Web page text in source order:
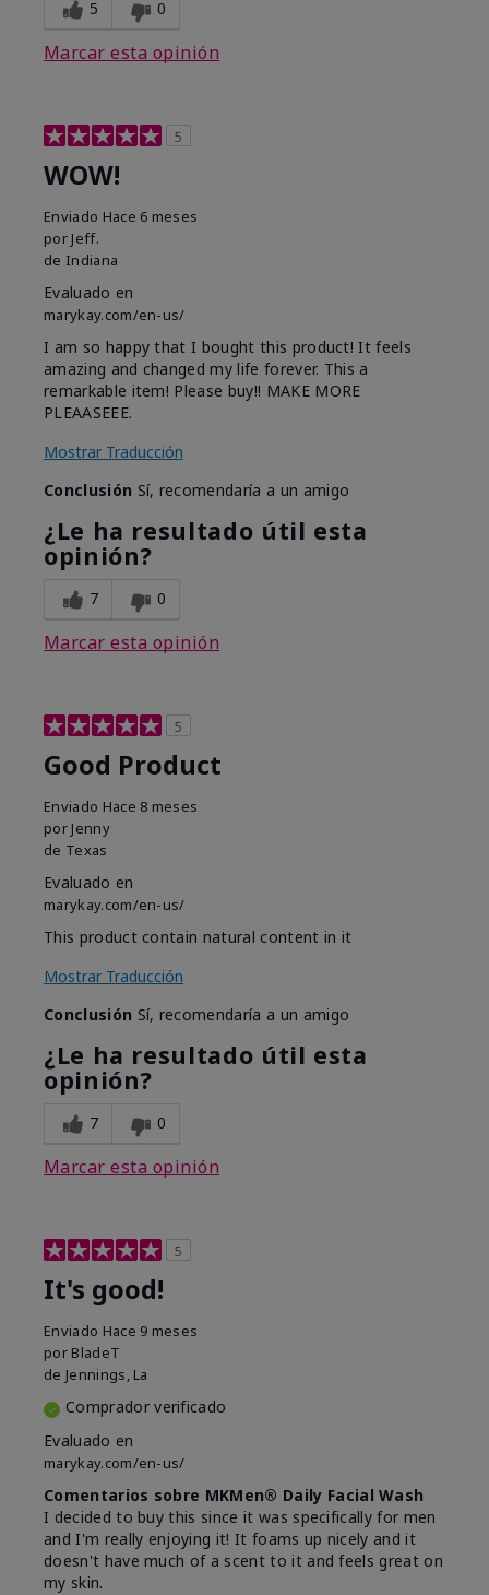
5 0
Marcar esta opinión
5
WOW!
Enviado Hace 6 meses
por Jeff.
de Indiana
Evaluado en
marykay.com/en-us/
I am so happy that I bought this product! It feels
amazing and changed my life forever. This a
remarkable item! Please buy!! MAKE MORE
PLEAASEEE.
Mostrar Traducción
Conclusión Sí, recomendaría a un amigo
¿Le ha resultado útil esta
opinión?
7 0
Marcar esta opinión
5
Good Product
Enviado Hace 8 meses
por Jenny
de Texas
Evaluado en
marykay.com/en-us/
This product contain natural content in it
Mostrar Traducción
Conclusión Sí, recomendaría a un amigo
¿Le ha resultado útil esta
opinión?
7 0
Marcar esta opinión
5
It's good!
Enviado Hace 9 meses
por BladeT
de Jennings, La
Comprador verificado
Evaluado en
marykay.com/en-us/
Comentarios sobre MKMen® Daily Facial Wash
I decided to buy this since it was specifically for men
and I'm really enjoying it! It foams up nicely and it
doesn't have much of a scent to it and feels great on
my skin.